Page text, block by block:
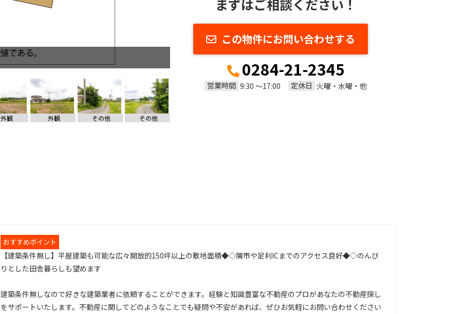
外観 外観 その他 その他
まずはご相談ください！
この物件にお問い合わせする
0284-21-2345
営業時間 9:30 ～17:00 定休日 火曜・水曜・他
おすすめポイント
【建築条件無し】平屋建築も可能な広々開放的150坪以上の敷地面積◆◇隣市や足利ICまでのアクセス良好◆◇のんび
りとした田舎暮らしも望めます
建築条件無しなので好きな建築業者に依頼することができます。経験と知識豊富な不動産のプロがあなたの不動産探し
をサポートいたします。不動産に関してどのようなことでも疑問や不安があれば、ぜひお気軽にお問い合わせください